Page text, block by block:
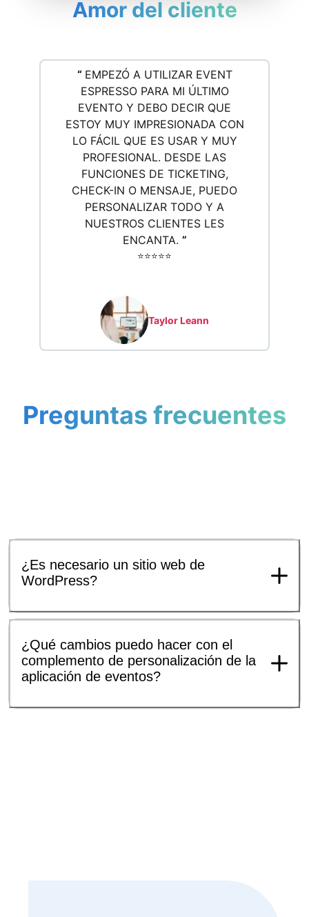
Amor del cliente
“ EMPEZÓ A UTILIZAR EVENT
ESPRESSO PARA MI ÚLTIMO
EVENTO Y DEBO DECIR QUE
ESTOY MUY IMPRESIONADA CON
LO FÁCIL QUE ES USAR Y MUY
PROFESIONAL. DESDE LAS
FUNCIONES DE TICKETING,
CHECK-IN O MENSAJE, PUEDO
PERSONALIZAR TODO Y A
NUESTROS CLIENTES LES
ENCANTA. ”
⭐️⭐️⭐️⭐️⭐️
Taylor Leann
Preguntas frecuentes
¿Es necesario un sitio web de
WordPress?
¿Qué cambios puedo hacer con el
complemento de personalización de la
aplicación de eventos?